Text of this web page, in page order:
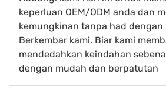
keperluan OEM/ODM anda dan
kemungkinan tanpa had dengan
Berkembar kami. Biar kami
mendedahkan keindahan
dengan mudah dan berpatutan